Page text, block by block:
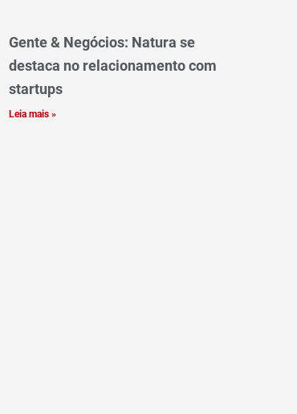
Gente & Negócios: Natura se
destaca no relacionamento com
startups
Leia mais »